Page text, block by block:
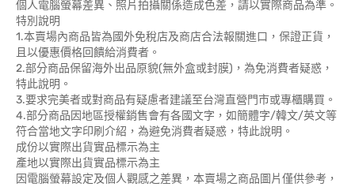
個人電腦螢幕差異、照片拍攝關係造成色差，請以實際商品為準。
特別說明
1.本賣場內商品皆為國外免稅店及商店合法報關進口，保證正貨，
且以優惠價格回饋給消費者。
2.部分商品保留海外出品原貌(無外盒或封膜)，為免消費者疑惑，
特此說明。
3.要求完美者或對商品有疑慮者建議至台灣直營門市或專櫃購買。
4.部分商品因地區授權銷售會有各國文字，如簡體字/韓文/英文等
符合當地文字印刷介紹，為避免消費者疑惑，特此說明。
成份以實際出貨實品標示為主
產地以實際出貨實品標示為主
因電腦螢幕設定及個人觀感之差異，本賣場之商品圖片僅供參考，